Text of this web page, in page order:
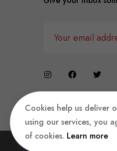
Cookies help us deliver
using our services, you
of cookies. Learn more